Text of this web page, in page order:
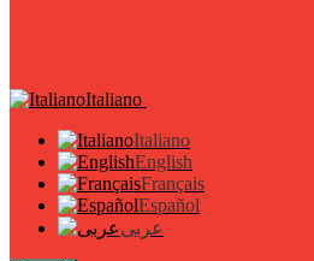
Italiano
Italiano
English
Français
Español
عربى